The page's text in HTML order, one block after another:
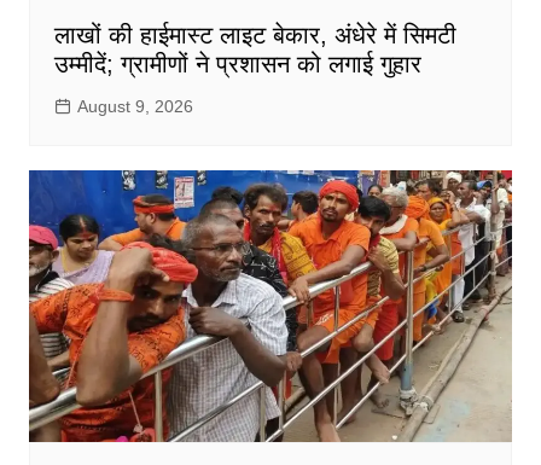
लाखों की हाईमास्ट लाइट बेकार, अंधेरे में सिमटी
उम्मीदें; ग्रामीणों ने प्रशासन को लगाई गुहार
August 9, 2026